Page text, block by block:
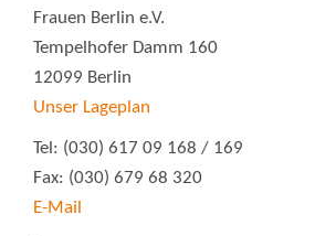
Frauen Berlin e.V.
Tempelhofer Damm 160
12099 Berlin
Unser Lageplan
Tel: (030) 617 09 168 / 169
Fax: (030) 679 68 320
E-Mail